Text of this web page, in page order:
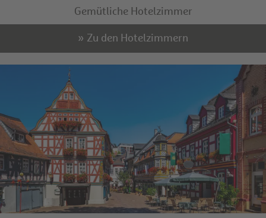
Gemütliche Hotelzimmer
» Zu den Hotelzimmern